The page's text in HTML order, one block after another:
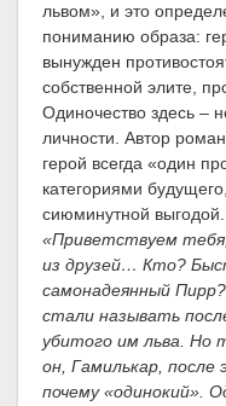
львом», и это
пониманию образа:
вынужден
собственной элите,
Одиночество здесь –
личности. Автор
герой всегда «один
категориями
сиюминутной выгодой.
«Приветствуем
из друзей… Кто?
самонадеянный
стали называть
убитого им льва. Но
он, Гамилькар,
почему «одинокий».